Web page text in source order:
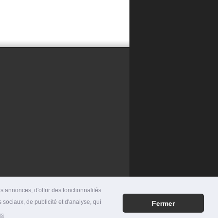
annonces, d'offrir des fonctionnalités
de publicité et d'analyse, qui
Fermer